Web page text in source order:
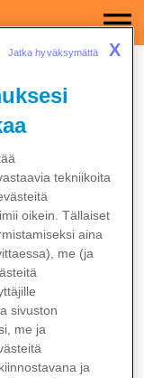
tekniikoita
oikein. Tällaiset
aina
me (ja
sivuston
me ja
ja
Jatka hyväksymättä X